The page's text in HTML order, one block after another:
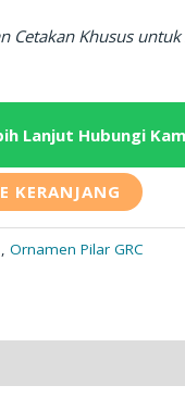
Cetakan Khusus untuk
Lanjut Hubungi
KERANJANG
, Ornamen Pilar GRC